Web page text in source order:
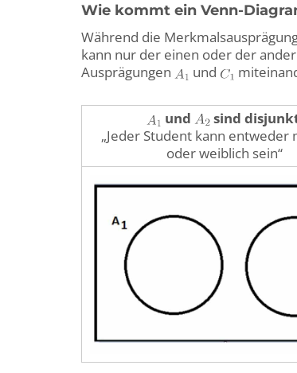
Wie kommt ein Venn-
Während die
kann nur der einen oder der
Ausprägungen
und
und
sind
„Jeder Student kann entweder
oder weiblich sein“